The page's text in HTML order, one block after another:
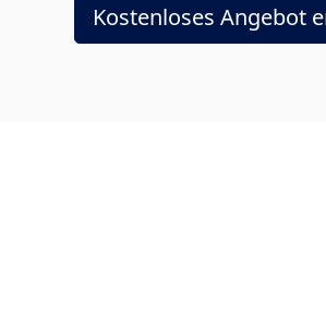
Kostenloses Angebot